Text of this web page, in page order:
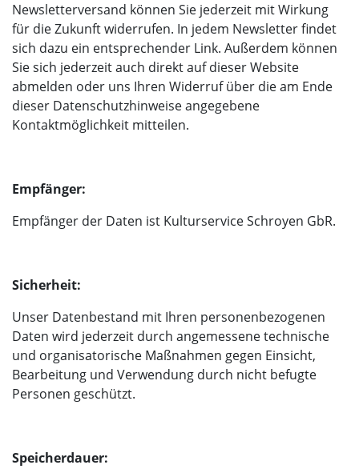
Newsletterversand können Sie jederzeit mit Wirkung
für die Zukunft widerrufen. In jedem Newsletter findet
sich dazu ein entsprechender Link. Außerdem können
Sie sich jederzeit auch direkt auf dieser Website
abmelden oder uns Ihren Widerruf über die am Ende
dieser Datenschutzhinweise angegebene
Kontaktmöglichkeit mitteilen.
Empfänger:
Empfänger der Daten ist Kulturservice Schroyen GbR.
Sicherheit:
Unser Datenbestand mit Ihren personenbezogenen
Daten wird jederzeit durch angemessene technische
und organisatorische Maßnahmen gegen Einsicht,
Bearbeitung und Verwendung durch nicht befugte
Personen geschützt.
Speicherdauer: